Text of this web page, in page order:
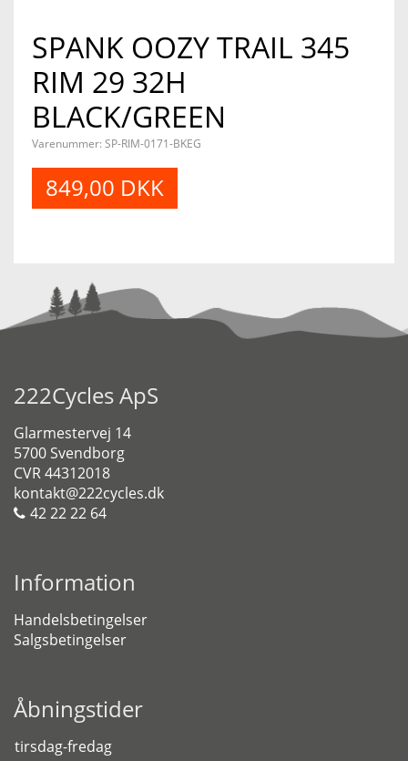
SPANK OOZY TRAIL 345
RIM 29 32H
BLACK/GREEN
Varenummer: SP-RIM-0171-BKEG
849,00 DKK
222Cycles ApS
Glarmestervej 14
5700 Svendborg
CVR 44312018
kontakt@222cycles.dk
42 22 22 64
Information
Handelsbetingelser
Salgsbetingelser
Åbningstider
tirsdag-fredag